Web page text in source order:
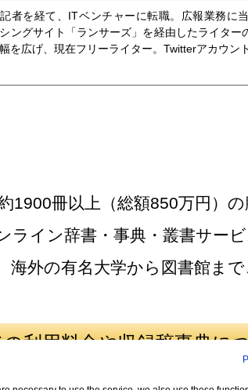
者を経て、ITベンチャーに転職。広報業務に
ングサイト「ランサーズ」を経由したライター
を広げ、現在フリーライター。Twitterアカウン
1900冊以上（総額850万円）
ライン辞書・事典・叢書サービ
海外の有名大学から図書館ま
利用料金や収録辞事典に